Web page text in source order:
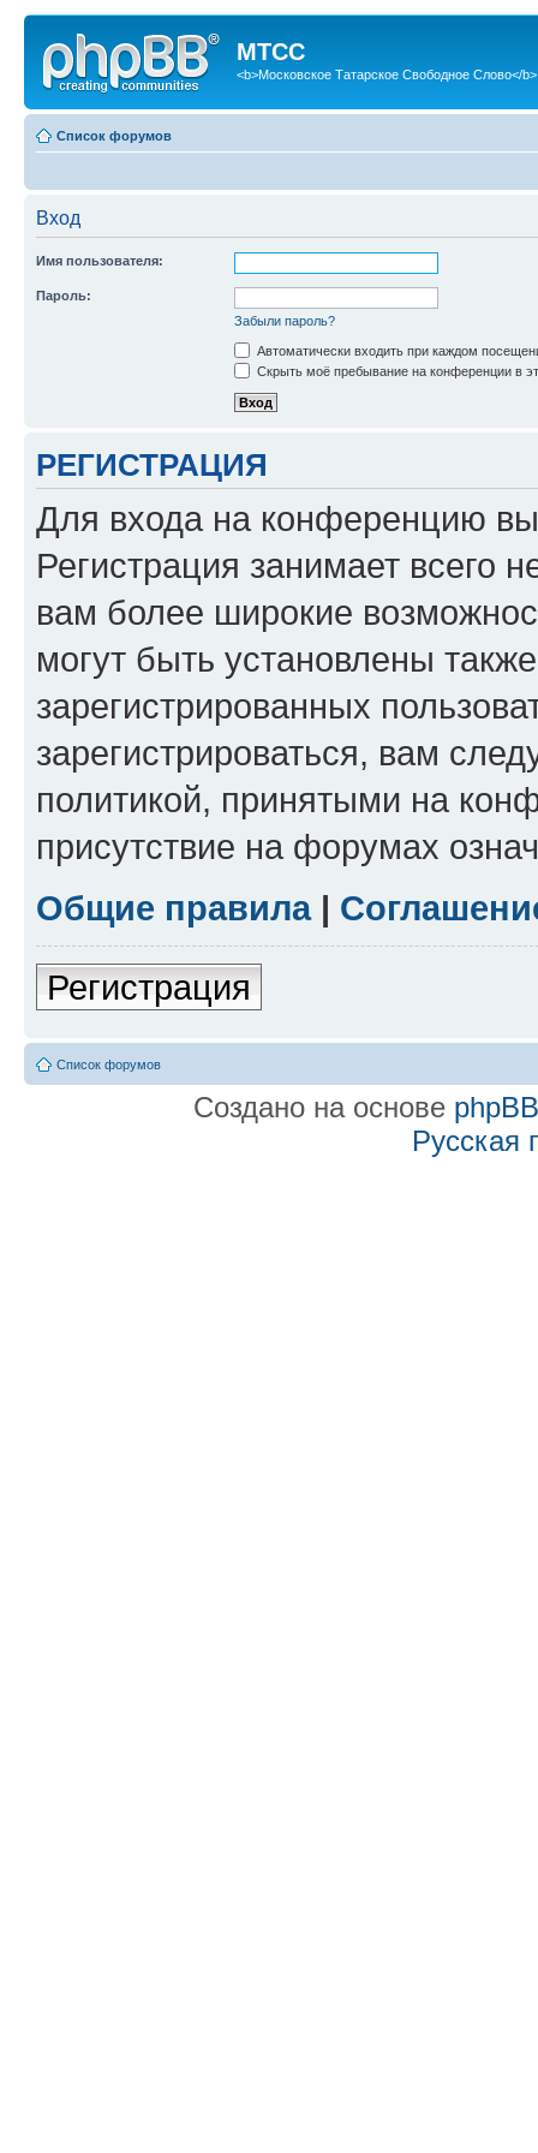
МТСС
<b>Московское Татарское Свободное Слово</b>
Список форумов
Вход
Имя пользователя:
Пароль:
Забыли пароль?
Автоматически входить при каждом
Скрыть моё пребывание на конференции в
РЕГИСТРАЦИЯ
Для входа на конференцию
Регистрация занимает всего
вам более широкие
могут быть установлены
зарегистрированных
зарегистрироваться, вам
политикой, принятыми на
присутствие на форумах
Общие правила|
Регистрация
Список форумов
Создано на основе phpBB
Русская